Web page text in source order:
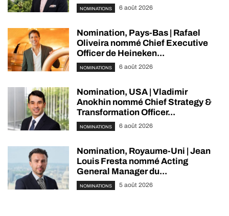
NOMINATIONS 6 août 2026
Nomination, Pays-Bas | Rafael
Oliveira nommé Chief Executive
Officer de Heineken...
NOMINATIONS 6 août 2026
Nomination, USA | Vladimir
Anokhin nommé Chief Strategy &
Transformation Officer...
NOMINATIONS 6 août 2026
Nomination, Royaume-Uni | Jean
Louis Fresta nommé Acting
General Manager du...
NOMINATIONS 5 août 2026